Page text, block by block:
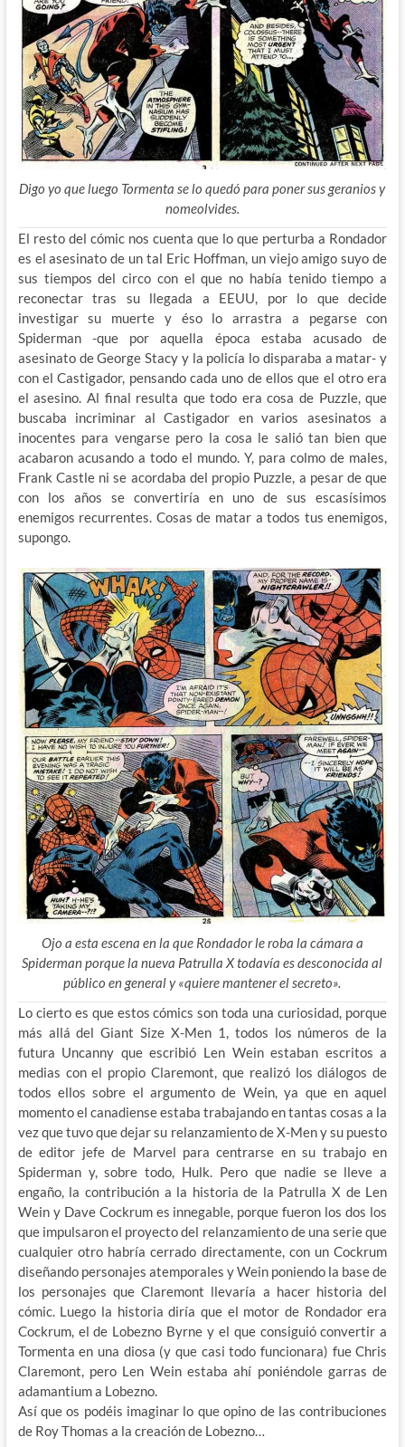
Digo yo que luego Tormenta se lo quedó para poner sus geranios y
nomeolvides.
El resto del cómic nos cuenta que lo que perturba a Rondador
es el asesinato de un tal Eric Hoffman, un viejo amigo suyo de
sus tiempos del circo con el que no había tenido tiempo a
reconectar tras su llegada a EEUU, por lo que decide
investigar su muerte y éso lo arrastra a pegarse con
Spiderman -que por aquella época estaba acusado de
asesinato de George Stacy y la policía lo disparaba a matar- y
con el Castigador, pensando cada uno de ellos que el otro era
el asesino. Al final resulta que todo era cosa de Puzzle, que
buscaba incriminar al Castigador en varios asesinatos a
inocentes para vengarse pero la cosa le salió tan bien que
acabaron acusando a todo el mundo. Y, para colmo de males,
Frank Castle ni se acordaba del propio Puzzle, a pesar de que
con los años se convertiría en uno de sus escasísimos
enemigos recurrentes. Cosas de matar a todos tus enemigos,
supongo.
Ojo a esta escena en la que Rondador le roba la cámara a
Spiderman porque la nueva Patrulla X todavía es desconocida al
público en general y «quiere mantener el secreto».
Lo cierto es que estos cómics son toda una curiosidad, porque
más allá del Giant Size X-Men 1, todos los números de la
futura Uncanny que escribió Len Wein estaban escritos a
medias con el propio Claremont, que realizó los diálogos de
todos ellos sobre el argumento de Wein, ya que en aquel
momento el canadiense estaba trabajando en tantas cosas a la
vez que tuvo que dejar su relanzamiento de X-Men y su puesto
de editor jefe de Marvel para centrarse en su trabajo en
Spiderman y, sobre todo, Hulk. Pero que nadie se lleve a
engaño, la contribución a la historia de la Patrulla X de Len
Wein y Dave Cockrum es innegable, porque fueron los dos los
que impulsaron el proyecto del relanzamiento de una serie que
cualquier otro habría cerrado directamente, con un Cockrum
diseñando personajes atemporales y Wein poniendo la base de
los personajes que Claremont llevaría a hacer historia del
cómic. Luego la historia diría que el motor de Rondador era
Cockrum, el de Lobezno Byrne y el que consiguió convertir a
Tormenta en una diosa (y que casi todo funcionara) fue Chris
Claremont, pero Len Wein estaba ahí poniéndole garras de
adamantium a Lobezno.
Así que os podéis imaginar lo que opino de las contribuciones
de Roy Thomas a la creación de Lobezno…